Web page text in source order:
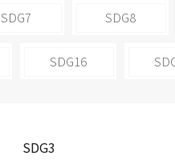
SDG7 SDG8
SDG16
SDG3